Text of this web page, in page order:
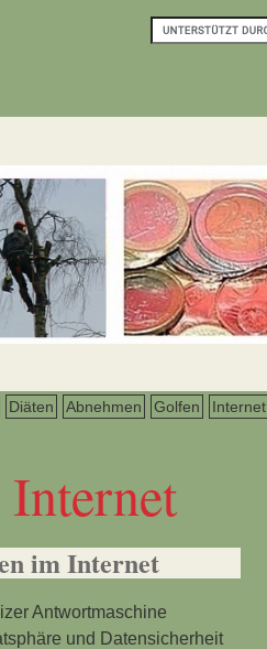
Diäten Abnehmen Golfen Internet
im Internet
Antwortmaschine
und Datensicherheit